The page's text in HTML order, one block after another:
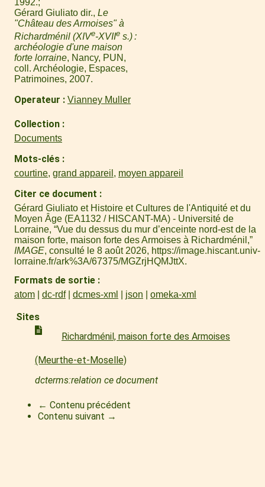
Gérard Giuliato dir., Le
"Château des Armoises" à
Richardménil (XIVe-XVIIe s.) :
archéologie d'une maison
forte lorraine, Nancy, PUN,
coll. Archéologie, Espaces,
Patrimoines, 2007.
Operateur Vianney Muller
Collection
Documents
Mots-clés
courtine, grand appareil , moyen appareil
Citer ce document
Gérard Giuliato et Histoire et Cultures de l'Antiquité et du
Moyen Âge (EA1132 / HISCANT-MA) - Université de
Lorraine, “Vue du dessus du mur d’enceinte nord-est de la
maison forte, maison forte des Armoises à Richardménil,”
IMAGE, consulté le 8 août 2026, https://image.hiscant.univ-
lorraine.fr/ark%3A/67375/MGZrjHQMJttX.
Formats de sortie
atom dc-rdf dcmes-xml json omeka-xml
Sites
Richardménil, maison forte des Armoises
(Meurthe-et-Moselle)
dcterms:relation ce document
← Contenu précédent
Contenu suivant →